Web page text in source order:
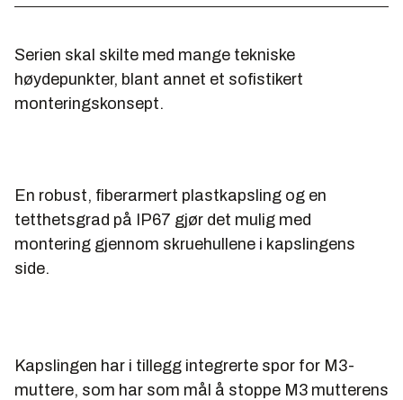
Serien skal skilte med mange tekniske
høydepunkter, blant annet et sofistikert
monteringskonsept.
En robust, fiberarmert plastkapsling og en
tetthetsgrad på IP67 gjør det mulig med
montering gjennom skruehullene i kapslingens
side.
Kapslingen har i tillegg integrerte spor for M3-
muttere, som har som mål å stoppe M3 mutterens